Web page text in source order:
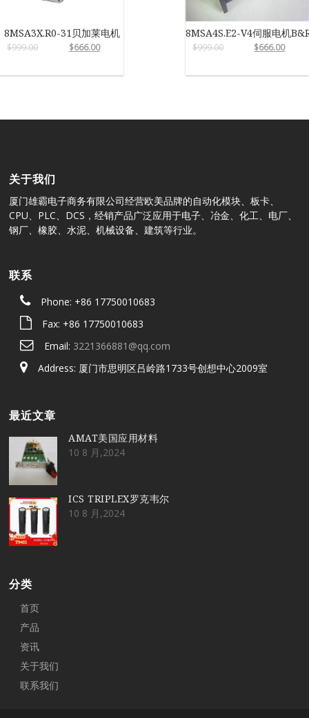
8MSA3X.R0-31贝加莱电机
$999.00 $666.00
8MSA4S.E2-V4伺服电机
$999.00 $666.00
关于我们
厦门雄霸电子商务有限公司经营欧美品牌的自动化模块、板卡、
CPU、PLC、DCS，经销产品广泛应用于电子、冶金、化工、电厂、
钢厂、橡胶、水泥、机械设备、建筑等行业。
联系
Phone: +86 17750010683
Fax: +86 17750010683
Email: 3221366881@qq.com
Address: 厦门市思明区吕岭路1733号创想中心2009室
最近文章
AMAT美国应用材料
10 8 月,2024
ICS TRIPLEX罗克韦尔
10 8 月,2024
分类
首页
产品
资讯
关于我们
联系我们